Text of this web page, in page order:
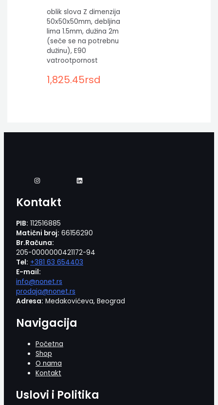
oblik slova Z dimenzija
50x50x50mm, debljina
lima 1.5mm, dužina 2m
(seče se na potrebnu
dužinu), E90
vatrootpornost
1,825.45rsd
Kontakt
PIB: 112516885
Matični broj: 66156290
Br.Računa:
205-0000000421172-94
Tel: +381 63 654403
E-mail:
info@nonet.rs
prodaja@nonet.rs
Adresa: Medakovićeva, Beograd
Navigacija
Početna
Shop
O nama
Kontakt
Uslovi i Politika